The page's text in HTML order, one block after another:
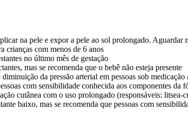
na pele e expor a pele ao sol prolongado.
crianças com menos de 6 anos
no último mês de gestação
mas se recomenda que o bebê não esteja presente
da pressão arterial em pessoas sob
com sensibilidade conhecida aos componentes
cutânea com o uso prolongado (responsáveis: litsea-
baixo, mas se recomenda que pessoas com